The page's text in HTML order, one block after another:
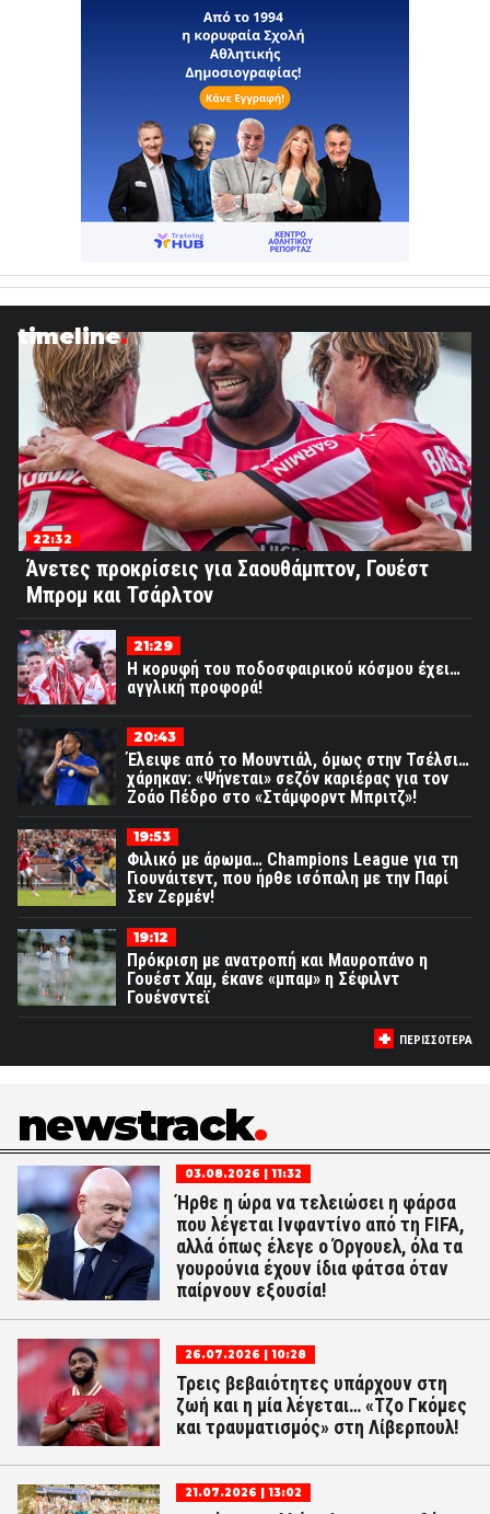
timeline
22:32
Άνετες προκρίσεις για Σαουθάμπτον, Γουέστ
Μπρομ και Τσάρλτον
21:29
Η κορυφή του ποδοσφαιρικού κόσμου έχει…
αγγλική προφορά!
20:43
Έλειψε από το Μουντιάλ, όμως στην Τσέλσι…
χάρηκαν: «Ψήνεται» σεζόν καριέρας για τον
Ζοάο Πέδρο στο «Στάμφορντ Μπριτζ»!
19:53
Φιλικό με άρωμα… Champions League για τη
Γιουνάιτεντ, που ήρθε ισόπαλη με την Παρί
Σεν Ζερμέν!
19:12
Πρόκριση με ανατροπή και Μαυροπάνο η
Γουέστ Χαμ, έκανε «μπαμ» η Σέφιλντ
Γουένσντεϊ
ΠΕΡΙΣΣΟΤΕΡΑ
newstrack
03.08.2026 | 11:32
Ήρθε η ώρα να τελειώσει η φάρσα
που λέγεται Ινφαντίνο από τη FIFA,
αλλά όπως έλεγε ο Όργουελ, όλα τα
γουρούνια έχουν ίδια φάτσα όταν
παίρνουν εξουσία!
26.07.2026 | 10:28
Τρεις βεβαιότητες υπάρχουν στη
ζωή και η μία λέγεται… «Τζο Γκόμες
και τραυματισμός» στη Λίβερπουλ!
21.07.2026 | 13:02